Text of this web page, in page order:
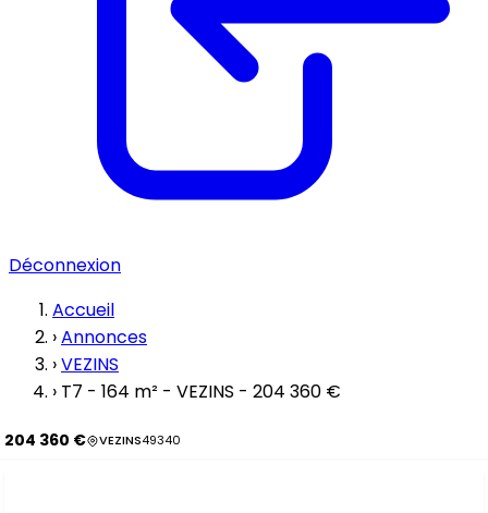
Déconnexion
Accueil
›Annonces
›VEZINS
› T7 - 164 m² - VEZINS - 204 360 €
204 360 € VEZINS49340